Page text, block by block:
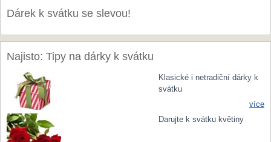
Dárek k svátku se slevou!
Najisto: Tipy na dárky k svátku
Klasické i netradiční dárky k
svátku
více
Darujte k svátku květiny